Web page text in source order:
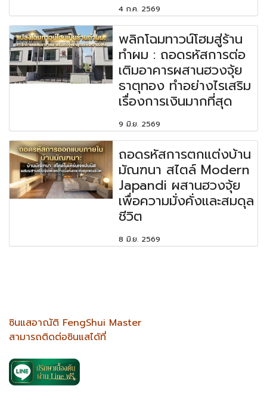
4 ก.ค. 2569
พลิกโฉมทาวน์โฮมสู่ร้าน
ทำผม : ถอดรหัสการต่อ
เติมอาคารผสานฮวงจุ้ย
ธาตุทอง ทำอย่างไรเสริม
เรื่องการเงินมากที่สุด
9 มิ.ย. 2569
ถอดรหัสการตกแต่งบ้าน
มัณฑนา สไตล์ Modern
Japandi ผสานฮวงจุ้ย
เพื่อความมั่งคั่งและสมดุล
ชีวิต
8 มิ.ย. 2569
ซินแสอาณัติ FengShui Master
สามารถติดต่อซินแสได้ที่